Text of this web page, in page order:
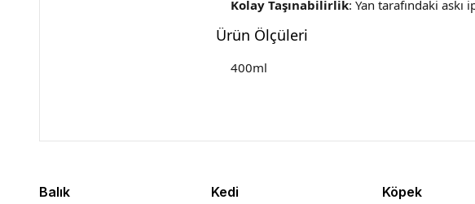
Kolay Taşınabilirlik: Yan tarafındaki
Ürün Ölçüleri
400ml
Balık Kedi Köpek